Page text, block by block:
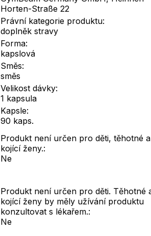
Horten-Straße 22
Právní kategorie produktu:
doplněk stravy
Forma:
kapslová
Směs:
směs
Velikost dávky:
1 kapsula
Kapsle:
90 kaps.
Produkt není určen pro děti, těhotné a
kojící ženy.:
Ne
Produkt není určen pro děti. Těhotné
kojící ženy by měly užívání produktu
konzultovat s lékařem.:
Ne